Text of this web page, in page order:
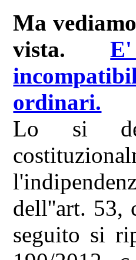
Ma
vista.
ordinari.
Lo si
dell''art. 53,
seguito si